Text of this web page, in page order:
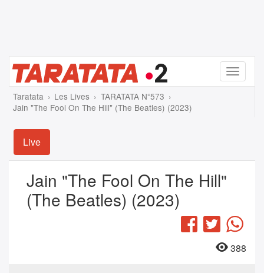
Menu
Taratata Les Lives
TARATATA N°573
Jain "The Fool On The Hill" (The Beatles) (2023)
Live
Jain "The Fool On The Hill"
(The Beatles) (2023)
Facebook
Twitter
388